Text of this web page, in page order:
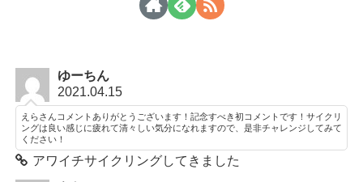
ゆーちん
2021.04.15
えらさんコメントありがとうございます！記念すべき初コメントです！サイクリ
ングは良い感じに疲れて清々しい気分になれますので、是非チャレンジしてみて
ください！
アワイチサイクリングしてきました